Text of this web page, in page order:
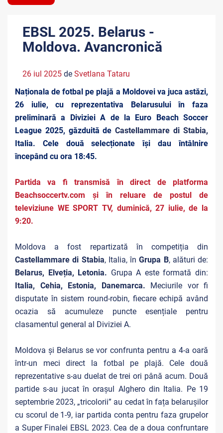
EBSL 2025. Belarus -
Moldova. Avancronică
26 iul 2025 de Svetlana Tataru
Naționala de fotbal pe plajă a Moldovei va juca astăzi,
26 iulie, cu reprezentativa Belarusului în faza
preliminară a Diviziei A de la Euro Beach Soccer
League 2025, găzduită deCastellammare di Stabia,
Italia. Cele două selecționate își dau întâlnire
începând cu ora 18:45.
Partida va fi transmisă în direct de platforma
Beachsoccertv.com și în reluare de postul de
televiziune WE SPORT TV, duminică, 27 iulie, de la
9:20.
Moldova a fost repartizată în competiția din
Castellammare di Stabia, Italia, înGrupa B, alături de:
Belarus, Elveția, Letonia. Grupa A este formată din:
Italia, Cehia, Estonia, Danemarca. Meciurile vor fi
disputate în sistem round-robin, fiecare echipă având
ocazia să acumuleze puncte esențiale pentru
clasamentul general al Diviziei A.
Moldova și Belarus se vor confrunta pentru a 4-a oară
într-un meci direct la fotbal pe plajă. Cele două
reprezentative s-au duelat de trei ori până acum. Două
partide s-au jucat în orașul Alghero din Italia. Pe 19
septembrie 2023, „tricolorii” au cedat în fața belarușilor
cu scorul de 1-9, iar partida conta pentru faza grupelor
a Super Finalei EBSL 2023. Cea de a doua confruntare